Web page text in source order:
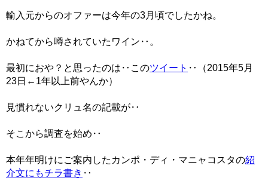
輸入元からのオファーは今年の3月頃でしたかね。
かねてから噂されていたワイン‥。
最初におや？と思ったのは‥このツイート ‥（2015年5月
23日←1年以上前やんか）
見慣れないクリュ名の記載が‥
そこから調査を始め‥
本年年明けにご案内したカンポ・ディ・マニャコスタの紹
介文にもチラ書き ‥